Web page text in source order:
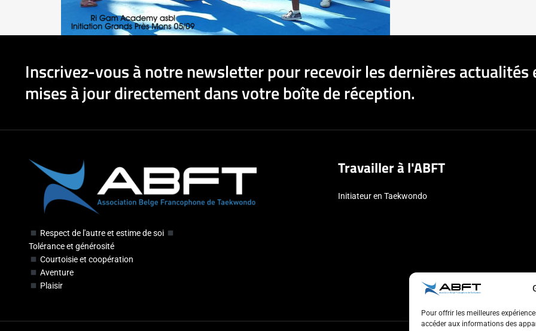
Pour offrir les meilleures
accéder aux informations des
Inscrivez-vous à notre newsletter pour recevoir les dernières actualités
mises à jour directement dans votre boîte de réception.
Respect de l'autre et estime de soi
Tolérance et générosité
Courtoisie et coopération
Aventure
Plaisir
Travailler à l'ABFT
Initiateur en Taekwondo